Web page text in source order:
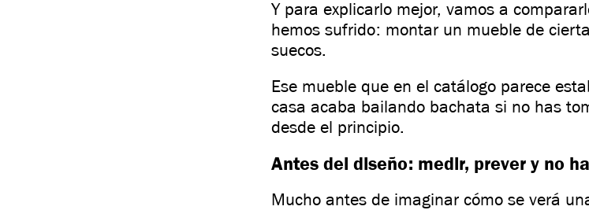
Y para explicarlo mejor, vamos a
hemos sufrido: montar un mueble de
suecos.
Ese mueble que en el catálogo parece
casa acaba bailando bachata si no has
desde el principio.
Antes del diseño: medir, prever y no
Mucho antes de imaginar cómo se verá